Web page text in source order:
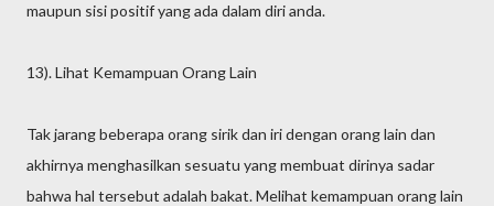
maupun sisi positif yang ada dalam diri anda.
13). Lihat Kemampuan Orang Lain
Tak jarang beberapa orang sirik dan iri dengan orang lain dan
akhirnya menghasilkan sesuatu yang membuat dirinya sadar
bahwa hal tersebut adalah bakat. Melihat kemampuan orang lain